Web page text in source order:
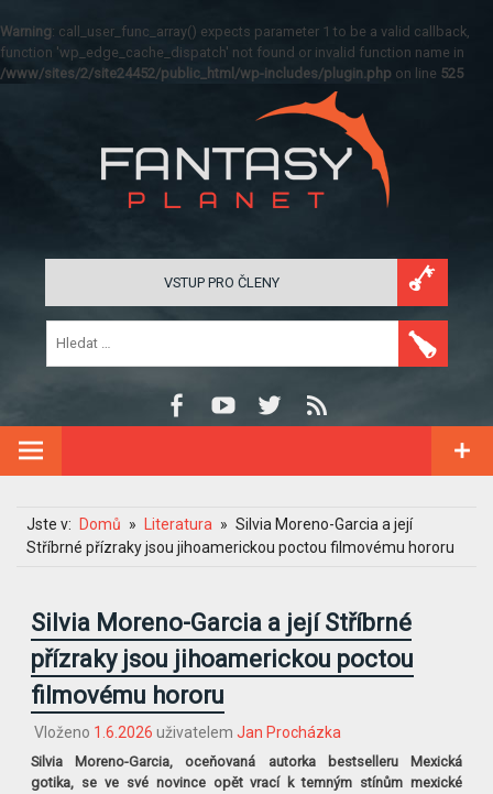
Warning: call_user_func_array() expects parameter 1 to be a valid callback,
function 'wp_edge_cache_dispatch' not found or invalid function name in
/www/sites/2/site24452/public_html/wp-includes/plugin.php on line 525
VSTUP PRO ČLENY
Jste v: Domů Literatura
Silvia Moreno-Garcia a její
Stříbrné přízraky jsou jihoamerickou poctou filmovému hororu
Silvia Moreno-Garcia a její Stříbrné
přízraky jsou jihoamerickou poctou
filmovému hororu
Vloženo 1.6.2026 uživatelem Jan Procházka
Silvia Moreno-Garcia, oceňovaná autorka bestselleru Mexická
gotika, se ve své novince opět vrací k temným stínům mexické